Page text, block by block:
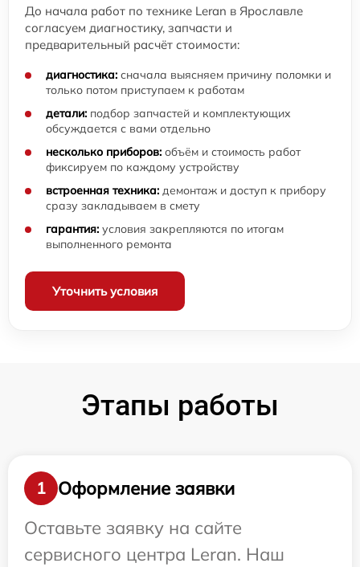
До начала работ по технике Leran в Ярославле
согласуем диагностику, запчасти и
предварительный расчёт стоимости:
диагностика: сначала выясняем причину поломки и
только потом приступаем к работам
детали: подбор запчастей и комплектующих
обсуждается с вами отдельно
несколько приборов: объём и стоимость работ
фиксируем по каждому устройству
встроенная техника: демонтаж и доступ к прибору
сразу закладываем в смету
гарантия: условия закрепляются по итогам
выполненного ремонта
Уточнить условия
Этапы работы
1
Оформление заявки
Оставьте заявку на сайте
сервисного центра Leran. Наш